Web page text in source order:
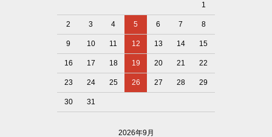
1
2 3 4 5 6 7 8
9 10 11 12 13 14 15
16 17 18 19 20 21 22
23 24 25 26 27 28 29
30 31
2026年9月